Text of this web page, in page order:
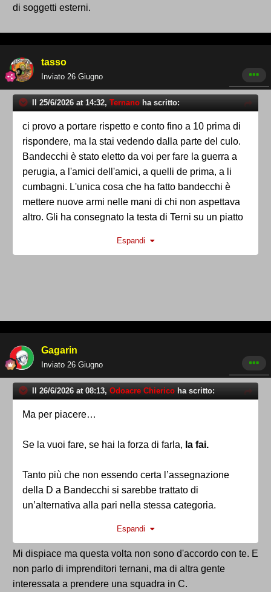
di soggetti esterni.
tasso
Inviato 26 Giugno
Il 25/6/2026 at 14:32, Ternano ha scritto:
ci provo a portare rispetto e conto fino a 10 prima di
rispondere, ma la stai vedendo dalla parte del culo.
Bandecchi è stato eletto da voi per fare la guerra a
perugia, a l'amici dell'amici, a quelli de prima, a li
cumbagni. L'unica cosa che ha fatto bandecchi è
mettere nuove armi nelle mani di chi non aspettava
altro. Gli ha consegnato la testa di Terni su un piatto
e adatto solo ad incantare quattro burini. La politica
Espandi
Gagarin
Inviato 26 Giugno
Il 26/6/2026 at 08:13, Odoacre Chierico ha scritto:
Ma per piacere…
Se la vuoi fare, se hai la forza di farla, la fai.
Tanto più che non essendo certa l’assegnazione
della D a Bandecchi si sarebbe trattato di
un’alternativa alla pari nella stessa categoria.
, non su congetture, ipotesi
ed opinioni personali, diversamente si tratta
soltanto di retorica fine a se stessa.
Espandi
Mi dispiace ma questa volta non sono d'accordo con te. E
non parlo di imprenditori ternani, ma di altra gente
interessata a prendere una squadra in C.